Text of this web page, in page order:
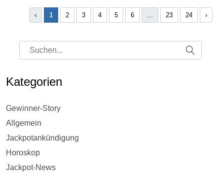
‹ 1 2 3 4 5 6 23 24 ›
Kategorien
Gewinner-Story
Allgemein
Jackpotankündigung
Horoskop
Jackpot-News